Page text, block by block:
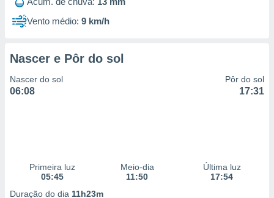
1199
Vento médio: 9 km/h
Nascer e Pôr do sol
Nascer do sol
06:08
Pôr do sol
17:31
Primeira luz
05:45
Meio-dia
11:50
Última luz
17:54
Duração do dia 11h23m